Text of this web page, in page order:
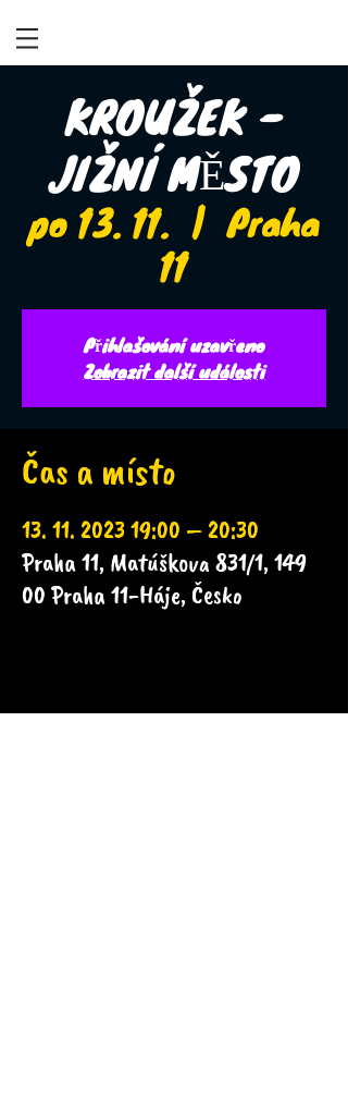
KROUŽEK -
JIŽNÍ MĚSTO
po 13. 11.
  |
Praha
11
Přihlašování uzavřeno
Zobrazit další události
Čas a místo
13. 11. 2023 19:00 – 20:30
Praha 11, Matúškova 831/1, 149
00 Praha 11-Háje, Česko